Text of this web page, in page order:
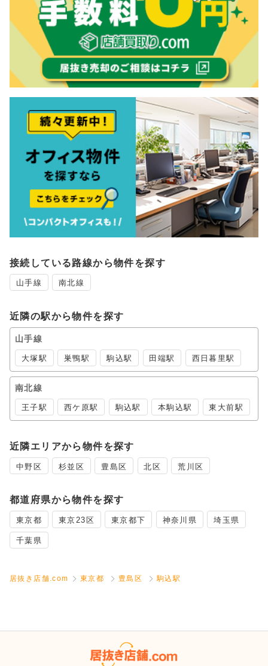
接続している路線から物件を探す
山手線 南北線
近隣の駅から物件を探す
山手線
大塚駅 巣鴨駅 駒込駅 田端駅 西日暮里駅
南北線
王子駅 西ケ原駅 駒込駅 本駒込駅 東大前駅
近隣エリアから物件を探す
中野区 杉並区 豊島区 北区 荒川区
都道府県から物件を探す
東京都 東京23区 東京都下 神奈川県 埼玉県
千葉県
居抜き店舗.com 東京都 豊島区 駒込駅